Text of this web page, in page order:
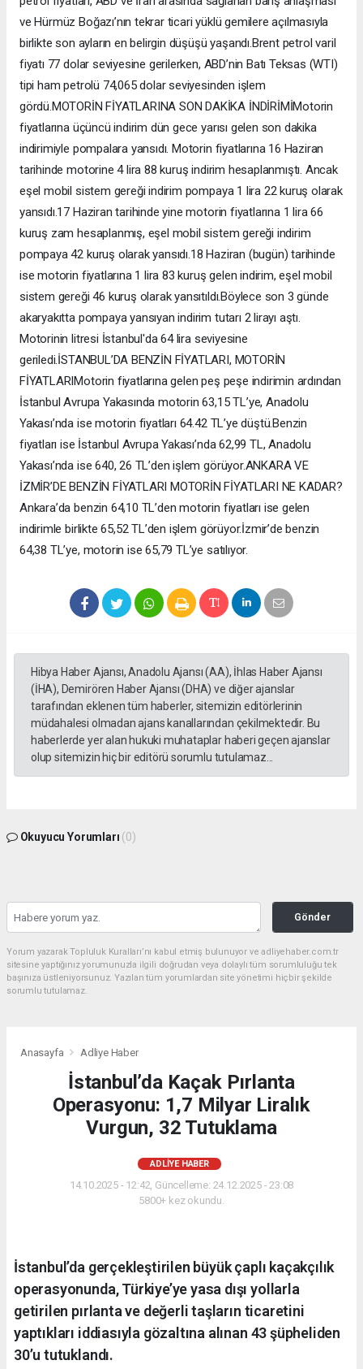
ve Hürmüz Boğazı’nın tekrar ticari yüklü gemilere açılmasıyla
birlikte son ayların en belirgin düşüşü yaşandı.Brent petrol varil
fiyatı 77 dolar seviyesine gerilerken, ABD’nin Batı Teksas (WTI)
tipi ham petrolü 74,065 dolar seviyesinden işlem
gördü.MOTORİN FİYATLARINA SON DAKİKA İNDİRİMİMotorin
fiyatlarına üçüncü indirim dün gece yarısı gelen son dakika
indirimiyle pompalara yansıdı. Motorin fiyatlarına 16 Haziran
tarihinde motorine 4 lira 88 kuruş indirim hesaplanmıştı. Ancak
eşel mobil sistem gereği indirim pompaya 1 lira 22 kuruş olarak
yansıdı.17 Haziran tarihinde yine motorin fiyatlarına 1 lira 66
kuruş zam hesaplanmış, eşel mobil sistem gereği indirim
pompaya 42 kuruş olarak yansıdı.18 Haziran (bugün) tarihinde
ise motorin fiyatlarına 1 lira 83 kuruş gelen indirim, eşel mobil
sistem gereği 46 kuruş olarak yansıtıldı.Böylece son 3 günde
akaryakıtta pompaya yansıyan indirim tutarı 2 lirayı aştı.
Motorinin litresi İstanbul'da 64 lira seviyesine
geriledi.İSTANBUL’DA BENZİN FİYATLARI, MOTORİN
FİYATLARIMotorin fiyatlarına gelen peş peşe indirimin ardından
İstanbul Avrupa Yakasında motorin 63,15 TL’ye, Anadolu
Yakası’nda ise motorin fiyatları 64.42 TL’ye düştü.Benzin
fiyatları ise İstanbul Avrupa Yakası’nda 62,99 TL, Anadolu
Yakası’nda ise 640, 26 TL’den işlem görüyor.ANKARA VE
İZMİR’DE BENZİN FİYATLARI MOTORİN FİYATLARI NE KADAR?
Ankara’da benzin 64,10 TL’den motorin fiyatları ise gelen
indirimle birlikte 65,52 TL’den işlem görüyor.İzmir’de benzin
64,38 TL’ye, motorin ise 65,79 TL’ye satılıyor.
Hibya Haber Ajansı, Anadolu Ajansı (AA), İhlas Haber Ajansı
(İHA), Demirören Haber Ajansı (DHA) ve diğer ajanslar
tarafından eklenen tüm haberler, sitemizin editörlerinin
müdahalesi olmadan ajans kanallarından çekilmektedir. Bu
haberlerde yer alan hukuki muhataplar haberi geçen ajanslar
olup sitemizin hiç bir editörü sorumlu tutulamaz...
Okuyucu Yorumları (0)
Gönder
Yorum yazarak Topluluk Kuralları’nı kabul etmiş bulunuyor ve adliyehaber.com.tr
sitesine yaptığınız yorumunuzla ilgili doğrudan veya dolaylı tüm sorumluluğu tek
başınıza üstleniyorsunuz. Yazılan tüm yorumlardan site yönetimi hiçbir şekilde
sorumlu tutulamaz.
Anasayfa Adliye Haber
İstanbul’da Kaçak Pırlanta
Operasyonu: 1,7 Milyar Liralık
Vurgun, 32 Tutuklama
ADLIYE HABER
14.10.2025 - 12:42, Güncelleme: 24.12.2025 - 23:08
5800+ kez okundu.
İstanbul’da gerçekleştirilen büyük çaplı kaçakçılık
operasyonunda, Türkiye’ye yasa dışı yollarla
getirilen pırlanta ve değerli taşların ticaretini
yaptıkları iddiasıyla gözaltına alınan 43 şüpheliden
30’u tutuklandı.